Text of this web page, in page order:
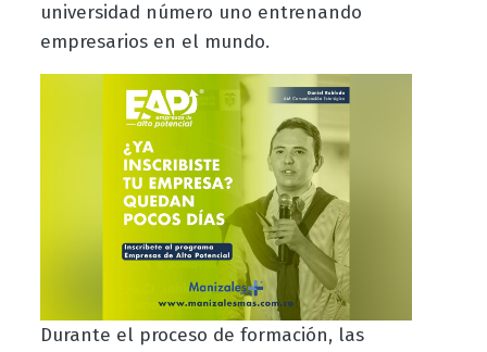
universidad número uno entrenando
empresarios en el mundo.
Durante el proceso de formación, las